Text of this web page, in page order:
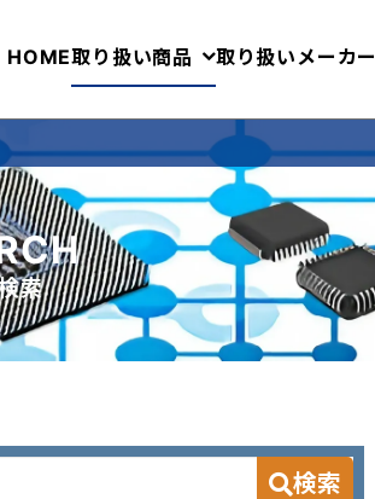
HOME取り扱い商品 取り扱いメーカー
索
検索